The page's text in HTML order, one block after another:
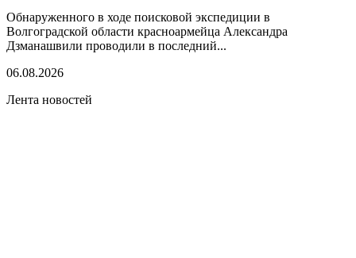
Обнаруженного в ходе поисковой экспедиции в
Волгоградской области красноармейца Александра
Дзманашвили проводили в последний...
06.08.2026
Лента новостей